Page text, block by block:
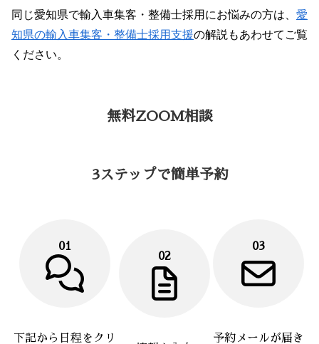
同じ愛知県で輸入車集客・整備士採用にお悩みの方は、 愛
知県の輸入車集客・整備士採用支援の解説もあわせてご覧
ください。
無料ZOOM相談
3ステップで簡単予約
01
下記から日程をクリ
02
03
予約メールが届き